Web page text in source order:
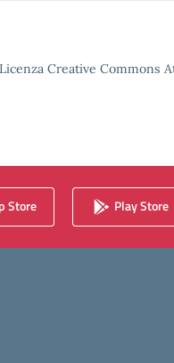
Creative Commons
Store Play Store